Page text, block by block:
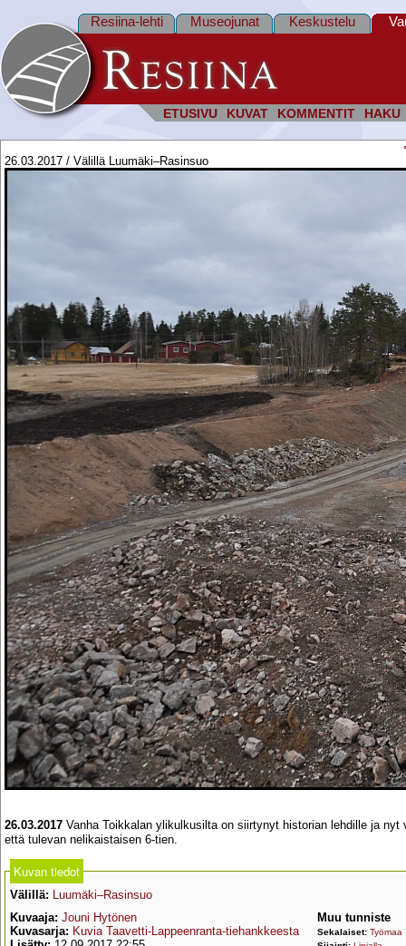
ETUSIVU KUVAT KOMMENTIT HAKU
Resiina-lehti Museojunat Keskustelu
26.03.2017 / Välillä Luumäki–Rasinsuo
26.03.2017 Vanha Toikkalan ylikulkusilta on siirtynyt historian lehdille ja
että tulevan nelikaistaisen 6-tien.
Kuvan tiedot
Välillä: Luumäki–Rasinsuo
Kuvaaja: Jouni Hytönen
Kuvasarja: Kuvia Taavetti-Lappeenranta-tiehankkeesta
Muu tunniste
Sekalaiset: Työmaa